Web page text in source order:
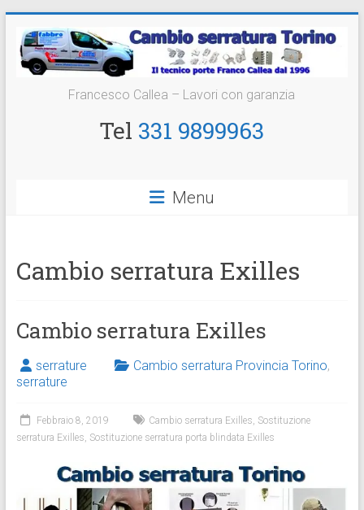
contenuto
Cambio
Serratura
Francesco Callea – Lavori con garanzia
Tel 331 9899963
Menu
Cambio serratura Exilles
Cambio serratura Exilles
serrature Cambio serratura Provincia Torino,
serrature
Febbraio 8, 2019 Cambio serratura Exilles, Sostituzione
serratura Exilles, Sostituzione serratura porta blindata Exilles